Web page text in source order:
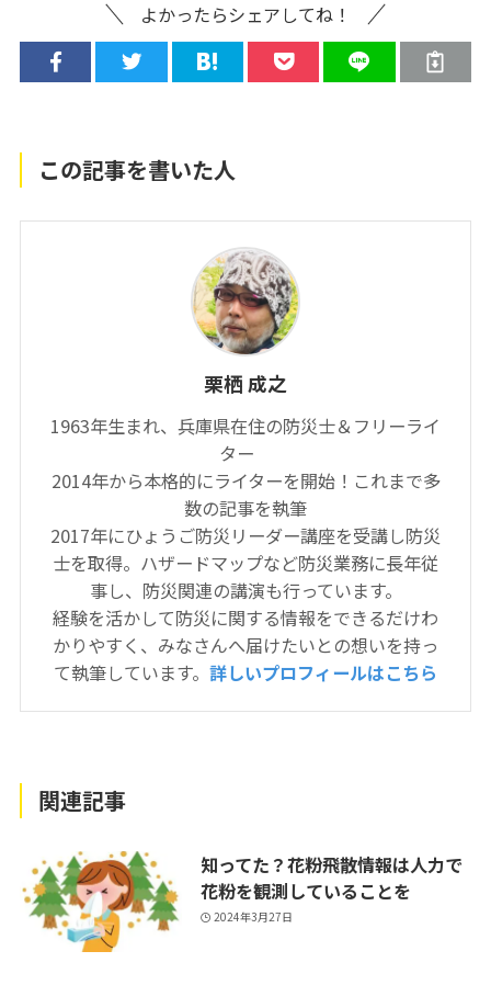
よかったらシェアしてね！
この記事を書いた人
栗栖 成之
1963年生まれ、兵庫県在住の防災士＆フリーライ
ター
2014年から本格的にライターを開始！これまで多
数の記事を執筆
2017年にひょうご防災リーダー講座を受講し防災
士を取得。ハザードマップなど防災業務に長年従
事し、防災関連の講演も行っています。
経験を活かして防災に関する情報をできるだけわ
かりやすく、みなさんへ届けたいとの想いを持っ
て執筆しています。 詳しいプロフィールはこちら
関連記事
知ってた？花粉飛散情報は人力で
花粉を観測していることを
2024年3月27日